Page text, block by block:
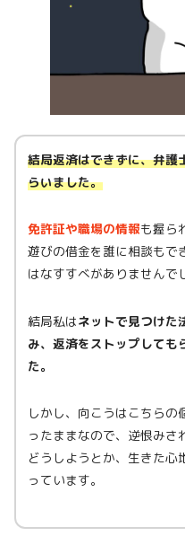
結局返済はできずに、弁護
らいました。
免許証や職場の情報も握ら
遊びの借金を誰に相談もで
はなすすべがありませんで
結局私はネットで見つけた
み、返済をストップしても
た。
しかし、向こうはこちらの
ったままなので、逆恨みさ
どうしようとか、生きた心
っています。